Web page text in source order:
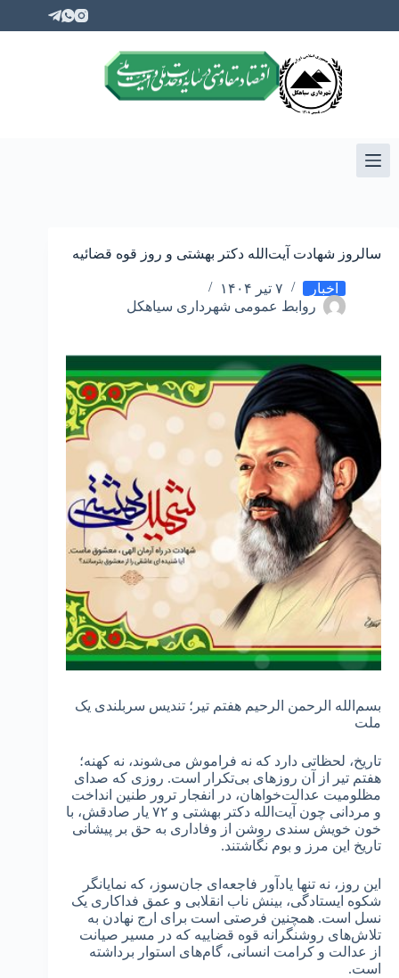
سالروز شهادت آیت‌الله دکتر بهشتی و روز قوه قضائیه
اخبار
۷ تیر ۱۴۰۴
روابط عمومی شهرداری سیاهکل
بسم‌الله الرحمن الرحیم هفتم تیر؛ تندیس سربلندی یک
ملت
تاریخ، لحظاتی دارد که نه فراموش می‌شوند، نه کهنه؛
هفتم تیر از آن روزهای بی‌تکرار است. روزی که صدای
مظلومیت عدالت‌خواهان، در انفجار ترور طنین انداخت
و مردانی چون آیت‌الله دکتر بهشتی و ۷۲ یار صادقش، با
خون خویش سندی روشن از وفاداری به حق بر پیشانی
تاریخ این مرز و بوم نگاشتند.
این روز، نه تنها یادآور فاجعه‌ای جان‌سوز، که نمایانگر
شکوه ایستادگی، بینش ناب انقلابی و عمق فداکاری یک
نسل است. همچنین فرصتی است برای ارج نهادن به
تلاش‌های روشنگرانه قوه قضاییه که در مسیر صیانت
از عدالت و کرامت انسانی، گام‌های استوار برداشته
است.